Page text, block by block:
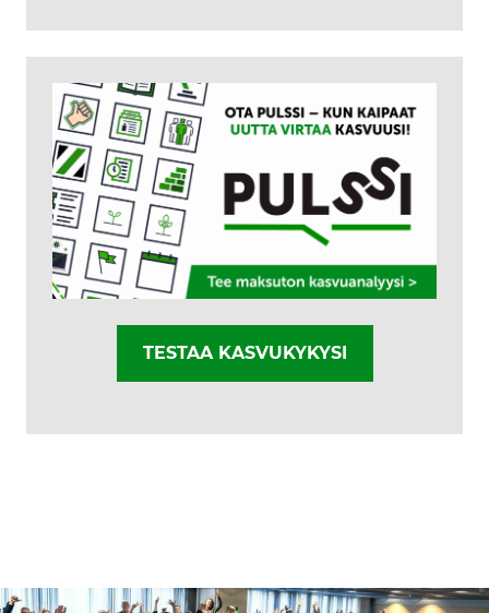
TESTAA KASVUKYKYSI